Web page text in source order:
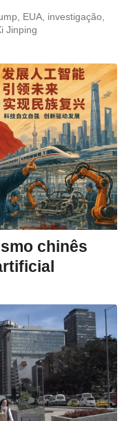
EUA investigação
Jinping
chinês